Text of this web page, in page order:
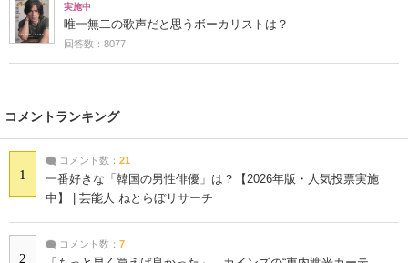
実施中
唯一無二の歌声だと思うボーカリストは？
回答数：8077
コメントランキング
1
コメント数： 21
一番好きな「韓国の男性俳優」は？【2026年版・人気投票実施
中】 | 芸能人 ねとらぼリサーチ
2
コメント数： 7